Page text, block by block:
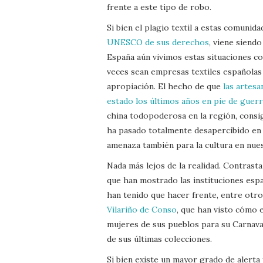
frente a este tipo de robo.
Si bien el plagio textil a estas
UNESCO de sus derechos, viene
España aún vivimos estas situaciones
veces sean empresas textiles
apropiación. El hecho de que las
estado los últimos años en pie de
china todopoderosa en la región,
ha pasado totalmente desapercibido
amenaza también para la cultura en
Nada más lejos de la realidad.
que han mostrado las instituciones
han tenido que hacer frente, entre
Vilariño de Conso, que han visto
mujeres de sus pueblos para su
de sus últimas colecciones.
Si bien existe un mayor grado de